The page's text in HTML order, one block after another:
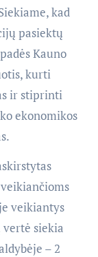
kad
pasiektų
Kauno
kurti
ir stiprinti
ekonomikos
veikiantys
siekia
– 2